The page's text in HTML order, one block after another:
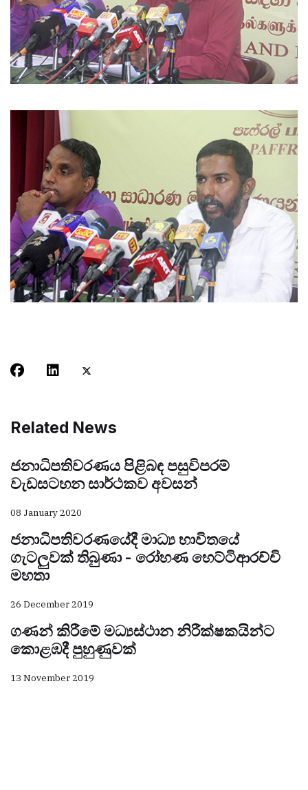
Related News
ජනාධිපතිවරණය පිළිබඳ පසුවිපරම්
වැඩසටහන සාර්ථකව අවසන්
08 January 2020
ජනාධිපතිවරණයේදී මාධ්‍ය භාවිතයේ
ගැටලුවක් තිබුණා - රෝහණ හෙට්ටිආරච්චි
මහතා
26 December 2019
ගණන් කිරීමේ මධ්‍යස්ථාන නිරීක්ෂකයින්ට
කොළඹදී පුහුණුවක්
13 November 2019